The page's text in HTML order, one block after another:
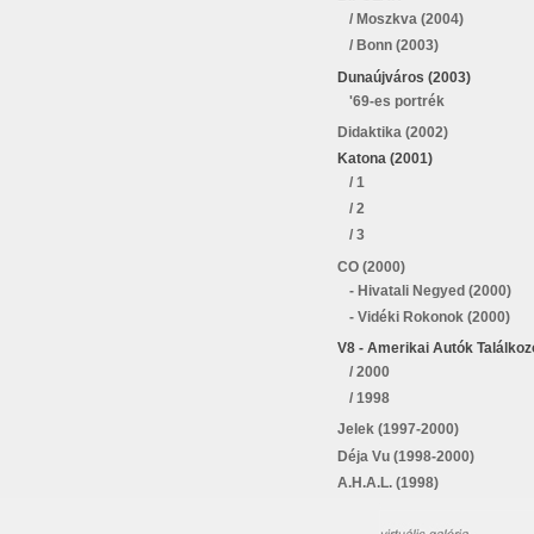
/ Moszkva (2004)
/ Bonn (2003)
Dunaújváros (2003)
'69-es portrék
Didaktika (2002)
Katona (2001)
/ 1
/ 2
/ 3
CO (2000)
- Hivatali Negyed (2000)
- Vidéki Rokonok (2000)
V8 - Amerikai Autók
/ 2000
/ 1998
Jelek (1997-2000)
Déja Vu (1998-2000)
A.H.A.L. (1998)